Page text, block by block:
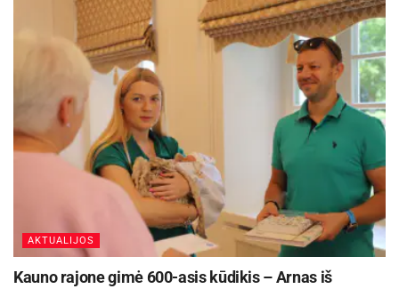
AKTUALIJOS
Kauno rajone gimė 600-asis kūdikis – Arnas iš